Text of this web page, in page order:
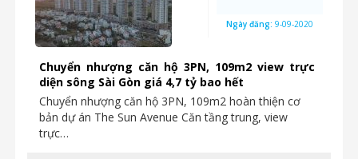
Chuyển nhượng căn hộ 3PN, 109m2 view trực
diện sông Sài Gòn giá 4,7 tỷ bao hết
Chuyển nhượng căn hộ 3PN, 109m2 hoàn thiện cơ
bản dự án The Sun Avenue Căn tầng trung, view
trực…
Ngày đăng: 9-09-2020